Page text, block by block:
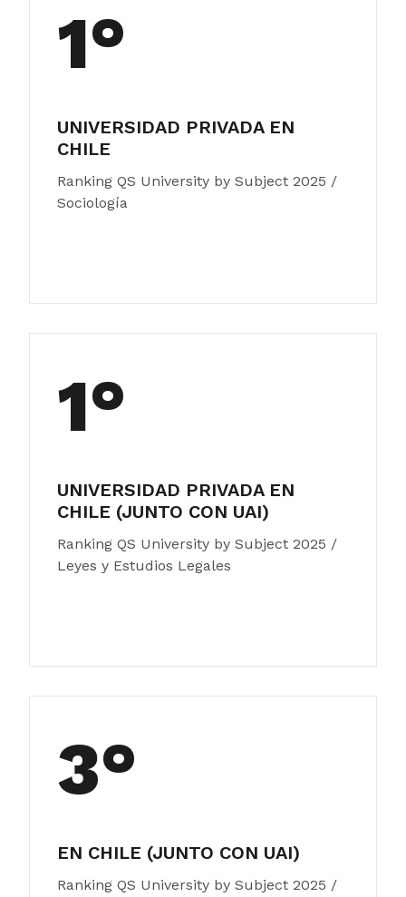
1°
UNIVERSIDAD PRIVADA EN
CHILE
Ranking QS University by Subject 2025 /
Sociología
1°
UNIVERSIDAD PRIVADA EN
CHILE (JUNTO CON UAI)
Ranking QS University by Subject 2025 /
Leyes y Estudios Legales
3°
EN CHILE (JUNTO CON UAI)
Ranking QS University by Subject 2025 /